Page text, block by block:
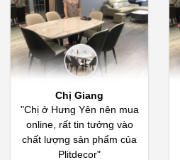
Chị Giang
"Chị ở Hưng Yên nên mua
online, rất tin tưởng vào
chất lượng sản phẩm của
Plitdecor"